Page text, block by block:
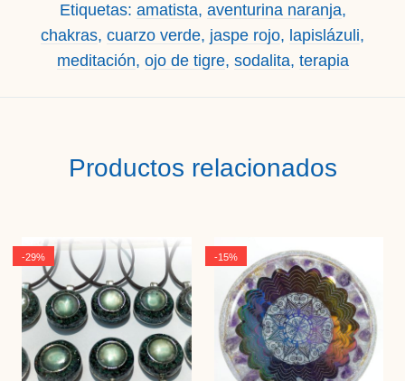
Etiquetas: amatista, aventurina naranja,
chakras, cuarzo verde, jaspe rojo, lapislázuli,
meditación, ojo de tigre, sodalita, terapia
Productos relacionados
-29% -15%